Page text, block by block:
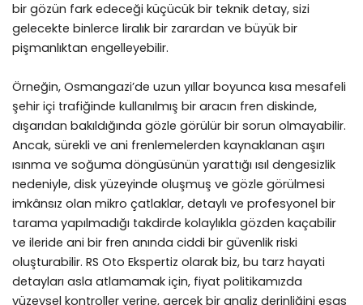
bir gözün fark edeceği küçücük bir teknik detay, sizi
gelecekte binlerce liralık bir zarardan ve büyük bir
pişmanlıktan engelleyebilir.
Örneğin, Osmangazi’de uzun yıllar boyunca kısa mesafeli
şehir içi trafiğinde kullanılmış bir aracın fren diskinde,
dışarıdan bakıldığında gözle görülür bir sorun olmayabilir.
Ancak, sürekli ve ani frenlemelerden kaynaklanan aşırı
ısınma ve soğuma döngüsünün yarattığı ısıl dengesizlik
nedeniyle, disk yüzeyinde oluşmuş ve gözle görülmesi
imkânsız olan mikro çatlaklar, detaylı ve profesyonel bir
tarama yapılmadığı takdirde kolaylıkla gözden kaçabilir
ve ileride ani bir fren anında ciddi bir güvenlik riski
oluşturabilir. RS Oto Ekspertiz olarak biz, bu tarz hayati
detayları asla atlamamak için, fiyat politikamızda
yüzeysel kontroller yerine, gerçek bir analiz derinliğini esas